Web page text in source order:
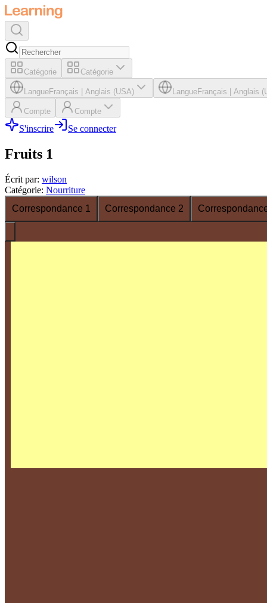
Catégorie Catégorie
LangueFrançais Anglais (USA) LangueFrançais Anglais
Compte Compte
S'inscrire Se connecter
Fruits 1
Écrit par: wilson
Catégorie: Nourriture
Correspondance 1
Correspondance 2